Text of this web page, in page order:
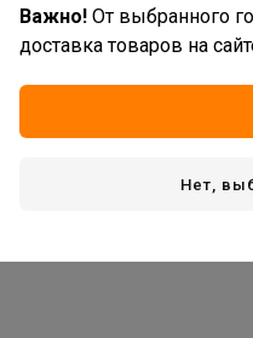
Характеристики
Основные
Бренд
Важно! От выбранного
доставка товаров на
Нет,